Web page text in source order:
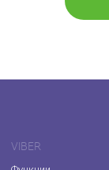
VIBER